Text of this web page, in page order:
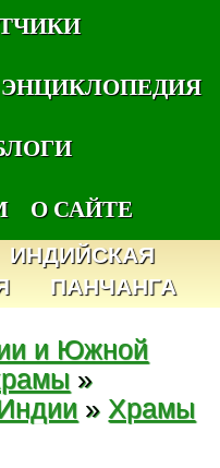
ЭНЦИКЛОПЕДИЯ
О САЙТЕ
ИНДИЙСКАЯ
ПАНЧАНГА
и Южной
»
» Храмы